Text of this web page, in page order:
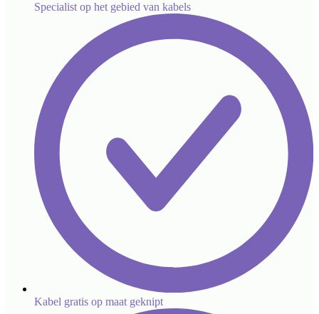
Specialist op het gebied van kabels
Kabel gratis op maat geknipt